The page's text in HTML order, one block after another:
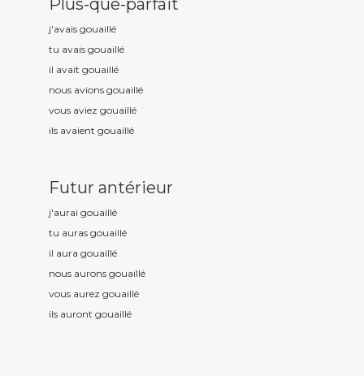
Plus-que-parfait
j'avais gouaillé
tu avais gouaillé
il avait gouaillé
nous avions gouaillé
vous aviez gouaillé
ils avaient gouaillé
Futur antérieur
j'aurai gouaillé
tu auras gouaillé
il aura gouaillé
nous aurons gouaillé
vous aurez gouaillé
ils auront gouaillé